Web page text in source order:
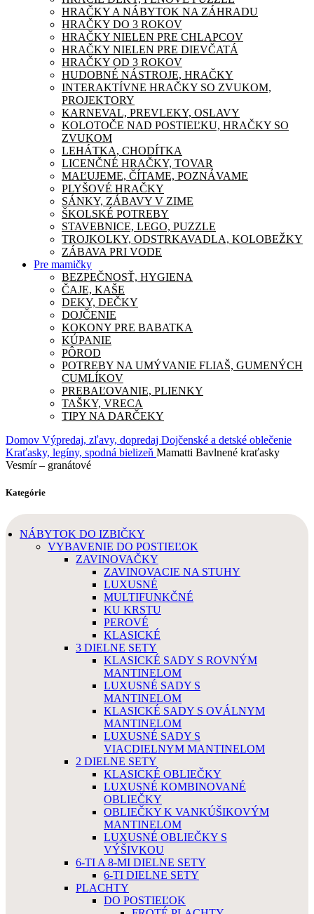
HRAČKY A NÁBYTOK NA ZÁHRADU
HRAČKY DO 3 ROKOV
HRAČKY NIELEN PRE CHLAPCOV
HRAČKY NIELEN PRE DIEVČATÁ
HRAČKY OD 3 ROKOV
HUDOBNÉ NÁSTROJE, HRAČKY
INTERAKTÍVNE HRAČKY SO ZVUKOM,
PROJEKTORY
KARNEVAL, PREVLEKY, OSLAVY
KOLOTOČE NAD POSTIEĽKU, HRAČKY SO
ZVUKOM
LEHÁTKA, CHODÍTKA
LICENČNÉ HRAČKY, TOVAR
MAĽUJEME, ČÍTAME, POZNÁVAME
PLYŠOVÉ HRAČKY
SÁNKY, ZÁBAVY V ZIME
ŠKOLSKÉ POTREBY
STAVEBNICE, LEGO, PUZZLE
TROJKOLKY, ODSTRKAVADLA, KOLOBEŽKY
ZÁBAVA PRI VODE
Pre mamičky
BEZPEČNOSŤ, HYGIENA
ČAJE, KAŠE
DEKY, DEČKY
DOJČENIE
KOKONY PRE BABATKA
KÚPANIE
PÔROD
POTREBY NA UMÝVANIE FLIAŠ, GUMENÝCH
CUMLÍKOV
PREBAĽOVANIE, PLIENKY
TAŠKY, VRECA
TIPY NA DARČEKY
Domov Výpredaj, zľavy, dopredaj Dojčenské a detské oblečenie
Kraťasky, legíny, spodná bielizeň Mamatti Bavlnené kraťasky
Vesmír – granátové
Kategórie
NÁBYTOK DO IZBIČKY
VYBAVENIE DO POSTIEĽOK
ZAVINOVAČKY
ZAVINOVACIE NA STUHY
LUXUSNÉ
MULTIFUNKČNÉ
KU KRSTU
PEROVÉ
KLASICKÉ
3 DIELNE SETY
KLASICKÉ SADY S ROVNÝM
MANTINELOM
LUXUSNÉ SADY S
MANTINELOM
KLASICKÉ SADY S OVÁLNYM
MANTINELOM
LUXUSNÉ SADY S
VIACDIELNYM MANTINELOM
2 DIELNE SETY
KLASICKÉ OBLIEČKY
LUXUSNÉ KOMBINOVANÉ
OBLIEČKY
OBLIEČKY K VANKÚŠIKOVÝM
MANTINELOM
LUXUSNÉ OBLIEČKY S
VÝŠIVKOU
6-TI A 8-MI DIELNE SETY
6-TI DIELNE SETY
PLACHTY
DO POSTIEĽOK